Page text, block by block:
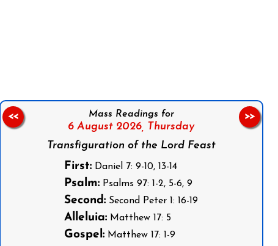
Mass Readings for
6 August 2026, Thursday
Transfiguration of the Lord Feast
First: Daniel 7: 9-10, 13-14
Psalm: Psalms 97: 1-2, 5-6, 9
Second: Second Peter 1: 16-19
Alleluia: Matthew 17: 5
Gospel: Matthew 17: 1-9
<< >>